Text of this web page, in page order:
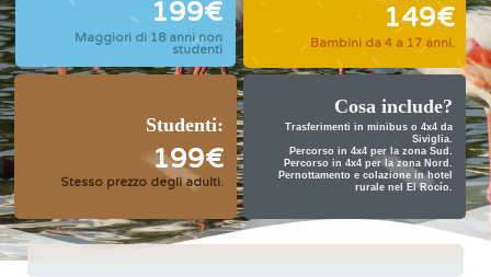
199€
Maggiori di 18 anni non
studenti
149€
Bambini da 4 a 17 anni.
Studenti:
199€
Stesso prezzo degli adulti.
Cosa include?
Trasferimenti in minibus o 4x4 da
Siviglia.
Percorso in 4x4 per la zona Sud.
Percorso in 4x4 per la zona Nord.
Pernottamento e colazione in hotel
rurale nel El Rocío.